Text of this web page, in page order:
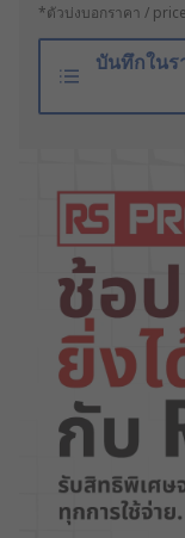
*ตัวบ่งบอกราคา /
บันทึกใน